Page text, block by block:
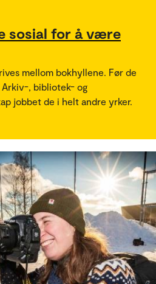
sosial for å være
mellom bokhyllene. Før de
Arkiv-, bibliotek- og
jobbet de i helt andre yrker.